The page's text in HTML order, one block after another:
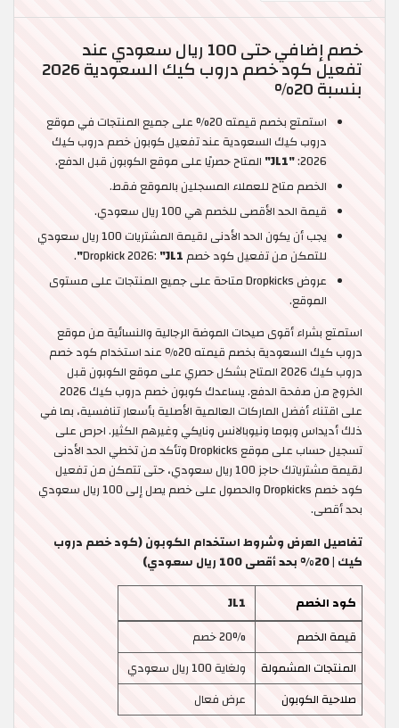
خصم إضافي حتى 100 ريال سعودي عند
تفعيل كود خصم دروب كيك السعودية 2026
بنسبة 20%
استمتع بخصم قيمته 20% على جميع المنتجات في موقع
دروب كيك السعودية عند تفعيل كوبون خصم دروب كيك
2026:
"JL1"
المتاح حصريًا على موقع الكوبون قبل الدفع.
الخصم متاح للعملاء المسجلين بالموقع فقط.
قيمة الحد الأقصى للخصم هي 100 ريال سعودي.
يجب أن يكون الحد الأدنى لقيمة المشتريات 100 ريال سعودي
للتمكن من تفعيل كود خصم Dropkick 2026: "JL1"
.
عروض Dropkicks متاحة على جميع المنتجات على مستوى
الموقع.
استمتع بشراء أقوى صيحات الموضة الرجالية والنسائية من موقع
دروب كيك السعودية بخصم قيمته 20٪ عند استخدام كود خصم
دروب كيك 2026 المتاح بشكل حصري على موقع الكوبون قبل
الخروج من صفحة الدفع. يساعدك كوبون خصم دروب كيك 2026
على اقتناء أفضل الماركات العالمية الأصلية بأسعار تنافسية، بما في
ذلك أديداس وبوما ونيوبالانس ونايكي وغيرهم الكثير. احرص على
تسجيل حساب على موقع Dropkicks وتأكد من تخطي الحد الأدنى
لقيمة مشترياتك حاجز 100 ريال سعودي، حتى تتمكن من تفعيل
كود خصم Dropkicks والحصول على خصم يصل إلى 100 ريال سعودي
بحد أقصى.
تفاصيل العرض وشروط استخدام الكوبون (كود خصم دروب
كيك | 20% بحد أقصى 100 ريال سعودي)
كود الخصم
JL1
قيمة الخصم
20% خصم
المنتجات المشمولة
ولغاية 100 ريال سعودي
صلاحية الكوبون
عرض فعال